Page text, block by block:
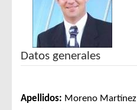
Datos generales
Apellidos: Moreno Martínez